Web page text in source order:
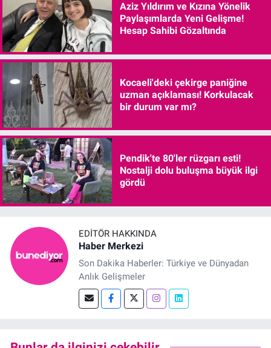
Aziz Yıldırım ve Kızına Yönelik
Paylaşımlarda Yeni Gelişme!
Hesap Sahibi Gözaltında
Kocaeli'deki çekirge paniğine
uzman açıklaması! Korkulacak
bir durum var mı?
Pendik'te 80'ler rüzgarı esti!
Nostalji dolu buluşma büyük ilgi
gördü
EDITÖR HAKKINDA
Haber Merkezi
Son Dakika Haberler: Türkiye ve Dünyadan
Anlık Gelişmeler